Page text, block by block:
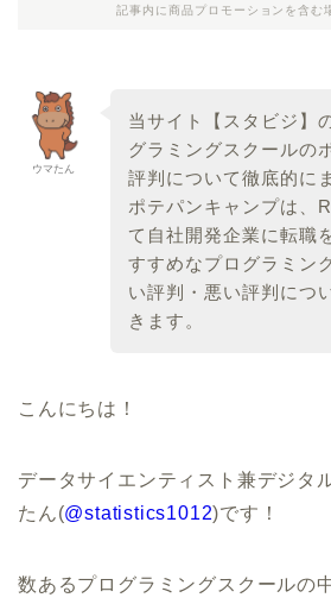
記事内に商品プロモーションを含む
ウマたん
当サイト【スタビジ】
グラミングスクールの
評判について徹底的に
ポテパンキャンプは、
て自社開発企業に転職
すすめなプログラミン
い評判・悪い評判につ
きます。
こんにちは！
データサイエンティスト兼デジタ
たん(@statistics1012)です！
数あるプログラミングスクールの